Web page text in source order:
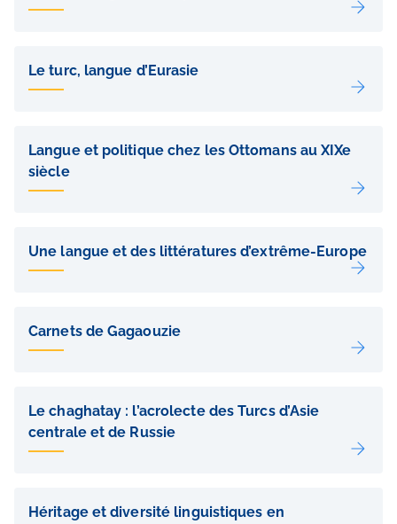
pages
Le turc, langue d’Eurasie
Langue et politique chez les Ottomans au XIXe
siècle
Une langue et des littératures d’extrême-Europe
Carnets de Gagaouzie
Le chaghatay : l’acrolecte des Turcs d’Asie
centrale et de Russie
Héritage et diversité linguistiques en